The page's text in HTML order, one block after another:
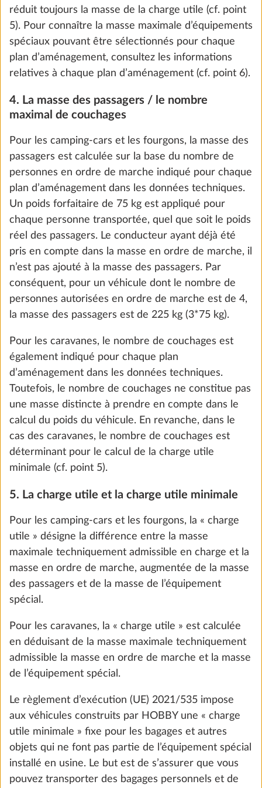
Régulateur de pression de gaz TRUMA
automatique, capteur d’impact et filtre à
gaz
Plus
537 €
Ajouter
Kit de démarrage de base E-Trailer (mise
à niveau du véhicule et indicateur de
niveau de gaz via l’appli E-Trailer)
0,8 kg
317 €
Ajouter
Pack autonomie, comprenant régleur de
charge, booster, batterie (AGM, 95 Ah),
capteur et boîtier de batterie
Plus
966 €
Ajouter
Le cas échéant, vérifiez auprès de votre revendeur
HOBBY que la masse maximale techniquement
admissible n’est pas dépassée, c’est-à-dire qu’il
reste suffisamment de masse libre pour les
les fourgons) et la masse de la charge utile
minimale.
6. La masse maximale pour l’équipement
spécial
Afin que la masse maximale techniquement
admissible du véhicule, compte tenu de la masse en
ordre de marche, de la masse des passagers
(uniquement pour les camping-cars et les fourgons)
et de la charge utile minimale prescrite par la loi, ne
soit pas dépassée par l’installation de l’équipement
spécial, HOBBY a limité l’installation d’équipements
spéciaux et a fixé, côté constructeur, une « masse
maximale pour l’équipement spécial ».
Pour les camping-cars et les fourgons, elle est
calculée en déduisant de la masse maximale
techniquement admissible la masse en ordre de
marche, la masse des passagers et la charge utile
minimale. Pour les caravanes, elle se calcule en
déduisant de la masse maximale techniquement
admissible la masse en ordre de marche et la
charge utile minimale.
une valeur calculée soumise à des tolérances
peuvent conduire à une charge utile inférieure à la
charge utile minimale, la masse maximale pour
l’équipement spécial est également calculée en
tenant compte, à titre de précaution, des tolérances
légales admises. Sont également pris en compte les
éléments d’équipements spéciaux des variantes
nationales / modèles spéciaux qui ne font pas partie
de l’équipement de série.
Vous trouverez des informations sur la masse
maximale des équipements spéciaux pour chaque
plan d’aménagement dans les données techniques.
OK, c’est parti